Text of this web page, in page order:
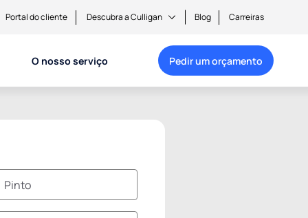
Portal do cliente Descubra a Culligan Blog Carreiras
O nosso serviço Pedir um orçamento